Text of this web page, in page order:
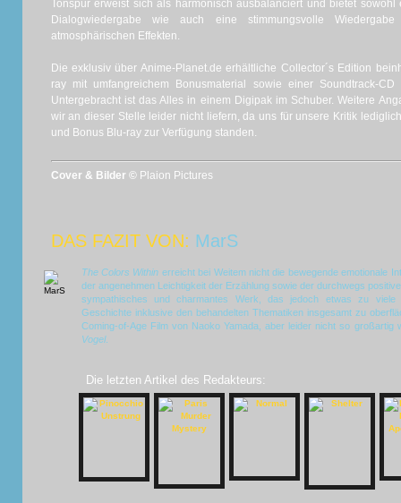
Tonspur erweist sich als harmonisch ausbalanciert und bietet
Dialogwiedergabe wie auch eine stimmungsvolle
atmosphärischen Effekten.
Die exklusiv über Anime-Planet.de erhältliche Collector´s Edition
ray mit umfangreichem Bonusmaterial sowie einer Soundtrack-
Untergebracht ist das Alles in einem Digipak im Schuber. Weitere
wir an dieser Stelle leider nicht liefern, da uns für unsere Kritik
und Bonus Blu-ray zur Verfügung standen.
Cover & Bilder © Plaion Pictures
DAS FAZIT VON: MarS
The Colors Within erreicht bei Weitem nicht die bewegende emotionale
der angenehmen Leichtigkeit der Erzählung sowie der durchwegs
sympathisches und charmantes Werk, das jedoch etwas zu viele
Geschichte inklusive den behandelten Thematiken insgesamt zu
Coming-of-Age Film von Naoko Yamada, aber leider nicht so großartig
Vogel.
Die letzten Artikel des Redakteurs: